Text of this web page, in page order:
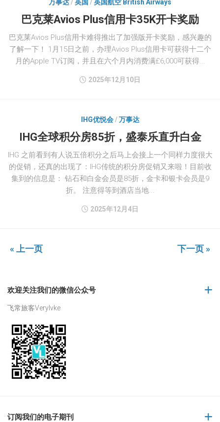
万事达/ 英国 / 英国航空 British Airways
巴克莱Avios Plus信用卡35K开卡奖励
巴克莱Avios Plus信用卡难得推出了加强版开卡奖励，感兴趣的
了解一下！ 1月15日之前，办理Avios Plus信用卡可获得十二个
月的Apple TV订阅，并且在六个月内消费满£6,000可获得...
2025年12月10日
IHG优悦会/万事达
IHG全球积分房85折，盛泰乐直升白金
IHG 之前看到有人说五倍积分之后马上会接上一个同样力度很大
的促销，还真的出现了：IHG传统的积分房促销又来啦！目前收
集到的信息是： 钻石和白金会员是85折，金卡和银卡会员是9
折。 注意得等到酒店当地...
2025年12月4日
« 上一页 下一页 »
欢迎关注我们的微信公众号
飞常旅客Verylvke
订阅我们的电子期刊